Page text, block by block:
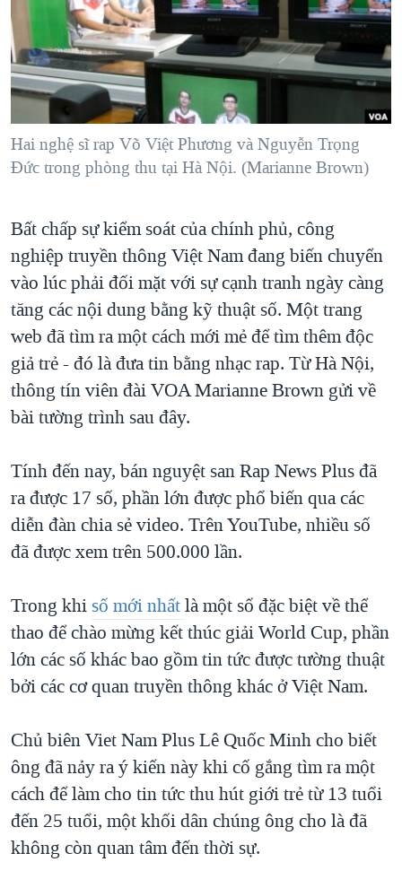
"Tìm"
NGƯỜI VIỆT HẢI NGOẠI
ĐỜI SỐNG
KINH TẾ
KHOA HỌC
SỨC KHOẺ
VĂN HOÁ
HÀNH TRÌNH BẦU CỬ 2024
MỘT NĂM CHIẾN TRANH TẠI DẢI GAZA
GIẢI MÃ VÀNH ĐAI & CON ĐƯỜNG
TRỊNH VĨNH BÌNH - NGƯỜI HẠ 'BÊN THẮNG CUỘC'
CHI PHÍ CHIẾN TRANH AFGHANISTAN
CÁC GIÁ TRỊ CỘNG HÒA Ở VIỆT NAM
THƯỢNG ĐỈNH TRUMP-KIM TẠI VIỆT NAM
TRỊNH VĨNH BÌNH VS. CHÍNH PHỦ VIỆT NAM
NGƯ DÂN VIỆT VÀ LÀN SÓNG TRỘM HẢI SÂM
BÊN KIA QUỐC LỘ: TIẾNG VỌNG TỪ NÔNG THÔN MỸ
QUAN HỆ VIỆT MỸ
VIDEO
NGHE
MẠNG XÃ HỘI
Ngôn ngữ khác
Hai nghệ sĩ rap Võ Việt Phương và Nguyễn Trọng
Ðức trong phòng thu tại Hà Nội. (Marianne Brown)
Bất chấp sự kiểm soát của chính phủ, công
nghiệp truyền thông Việt Nam đang biến chuyển
vào lúc phải đối mặt với sự cạnh tranh ngày càng
tăng các nội dung bằng kỹ thuật số. Một trang
web đã tìm ra một cách mới mẻ để tìm thêm độc
giả trẻ - đó là đưa tin bằng nhạc rap. Từ Hà Nội,
thông tín viên đài VOA Marianne Brown gửi về
bài tường trình sau đây.
Tính đến nay, bán nguyệt san Rap News Plus đã
ra được 17 số, phần lớn được phổ biến qua các
diễn đàn chia sẻ video. Trên YouTube, nhiều số
đã được xem trên 500.000 lần.
Trong khi số mới nhấtlà một số đặc biệt về thể
thao để chào mừng kết thúc giải World Cup, phần
lớn các số khác bao gồm tin tức được tường thuật
bởi các cơ quan truyền thông khác ở Việt Nam.
Chủ biên Viet Nam Plus Lê Quốc Minh cho biết
ông đã nảy ra ý kiến này khi cố gắng tìm ra một
cách để làm cho tin tức thu hút giới trẻ từ 13 tuổi
đến 25 tuổi, một khối dân chúng ông cho là đã
không còn quan tâm đến thời sự.